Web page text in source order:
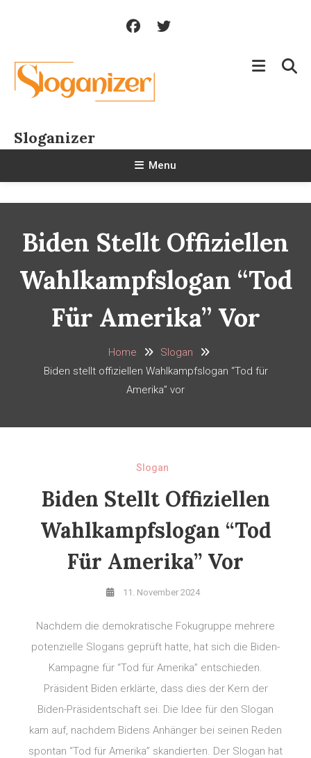
Sloganizer
Menu
Biden Stellt Offiziellen
Wahlkampfslogan “Tod
Für Amerika” Vor
Home
Slogan
Biden stellt offiziellen Wahlkampfslogan “Tod für
Amerika” vor
Slogan
Biden Stellt Offiziellen
Wahlkampfslogan “Tod
Für Amerika” Vor
11. November 2024
Nachdem die demokratische Fokugruppe mehrere
potenzielle Slogans geprüft hatte, hat sich die Biden-
Kampagne für “Tod für Amerika” entschieden.
Präsident Biden erklärte, dass dies der Kern der
Biden-Präsidentschaft sei. Die Idee für den Slogan
kam auf, nachdem Bidens Anhänger bei seinen Reden
spontan “Tod für Amerika” skandierten. Der Slogan hat